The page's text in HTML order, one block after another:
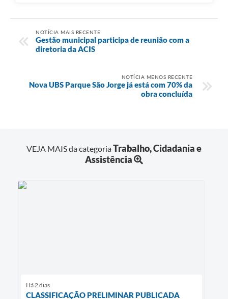
NOTÍCIA MAIS RECENTE
Gestão municipal participa de reunião com a
diretoria da ACIS
NOTÍCIA MENOS RECENTE
Nova UBS Parque São Jorge já está com 70% da
obra concluída
VEJA MAIS da categoriaTrabalho, Cidadania e
Assistência
Há 2 dias
CLASSIFICAÇÃO PRELIMINAR PUBLICADA